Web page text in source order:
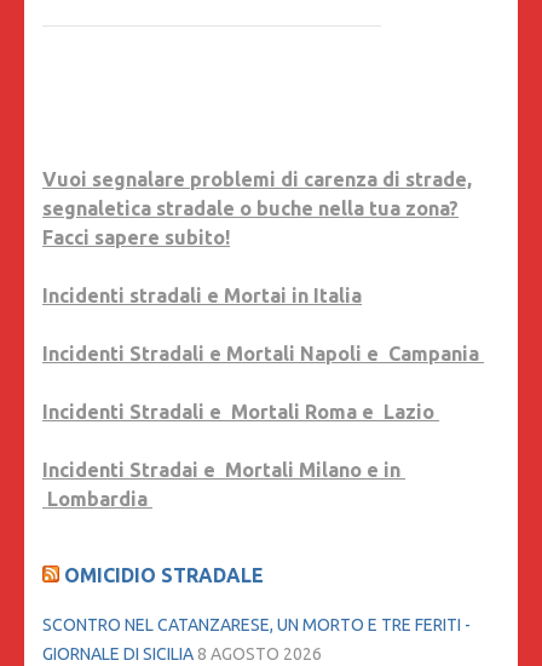
Vuoi segnalare problemi di carenza di strade,
segnaletica stradale o buche nella tua zona?
Facci sapere subito!
Incidenti stradali e Mortai in Italia
Incidenti Stradali e Mortali Napoli e Campania
Incidenti Stradali e Mortali Roma e Lazio
Incidenti Stradai e Mortali Milano e in
Lombardia
OMICIDIO STRADALE
SCONTRO NEL CATANZARESE, UN MORTO E TRE FERITI -
GIORNALE DI SICILIA8 AGOSTO 2026